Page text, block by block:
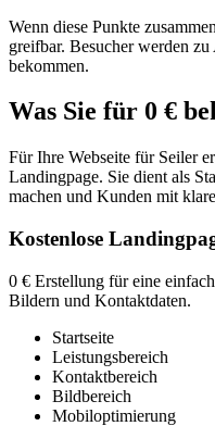
Wenn diese Punkte
greifbar. Besucher werden
bekommen.
Was Sie für 0 €
Für Ihre Webseite für Seiler
Landingpage. Sie dient als
machen und Kunden mit
Kostenlose
0 € Erstellung für eine
Bildern und Kontaktdaten.
Startseite
Leistungsbereich
Kontaktbereich
Bildbereich
Mobiloptimierung